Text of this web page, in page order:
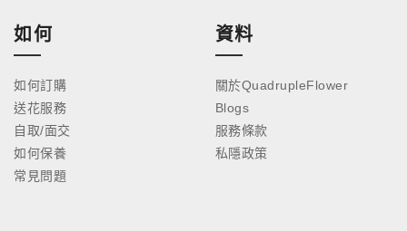
如何
如何訂購
送花服務
自取/面交
如何保養
常見問題
資料
關於QuadrupleFlower
Blogs
服務條款
私隱政策